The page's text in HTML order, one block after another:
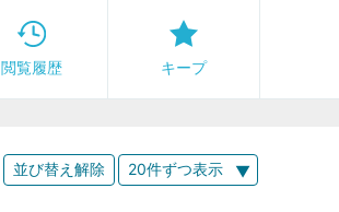
閲覧履歴 キープ
20件ずつ表示
並び替え解除